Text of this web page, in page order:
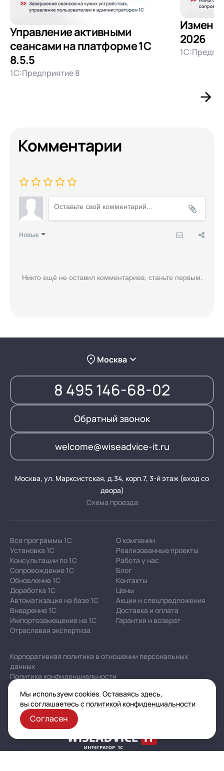
Управление активными
сеансами на платформе 1С
8.5.5
1С:Предприятие 8
2026
Комментарии
Новые
Никто ещё не оставил комментариев, станьте первым.
Москва
8 495 146-68-02
Обратный звонок
welcome@wiseadvice-it.ru
Москва, ул. Марксистская, д.34, корп.7, 3-й этаж (вход со
двора)
Схема проезда
Все программы 1С
Установка 1С
Консультации по 1С
Сопровождение 1С
Обновление 1С
Доработка 1С
Автоматизация на базе 1С
Внедрение 1С
Импортозамещение на 1С
Отраслевая экспертиза
О компании
Реализованные проекты
Работа у нас
Блог
Контакты
Цены
Акции и спецпредложения
Доставка и оплата
Гарантия и возврат
Корпоративная политика в отношении персональных
данных
Политика конфиденциальности
Публичная оферта
Карта сайта
Мы используем cookies. Оставаясь здесь,
вы соглашаетесь с политикой конфиденциальности
Согласен